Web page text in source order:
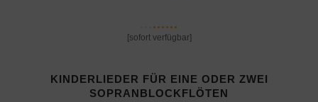
[sofort verfügbar]
KINDERLIEDER FÜR EINE ODER ZWEI
SOPRANBLOCKFLÖTEN